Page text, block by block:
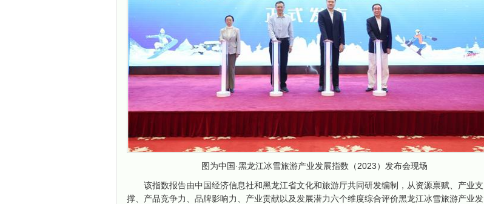
图为中国·黑龙江冰雪旅游产业发展指数（2023）发布会现场
该指数报告由中国经济信息社和黑龙江省文化和旅游厅共同研发编制，从资源禀赋、产业支
撑、产品竞争力、品牌影响力、产业贡献以及发展潜力六个维度综合评价黑龙江冰雪旅游产业发